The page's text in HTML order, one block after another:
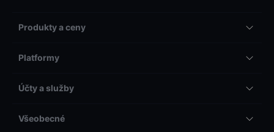
Produkty a ceny
Platformy
Účty a služby
Všeobecné